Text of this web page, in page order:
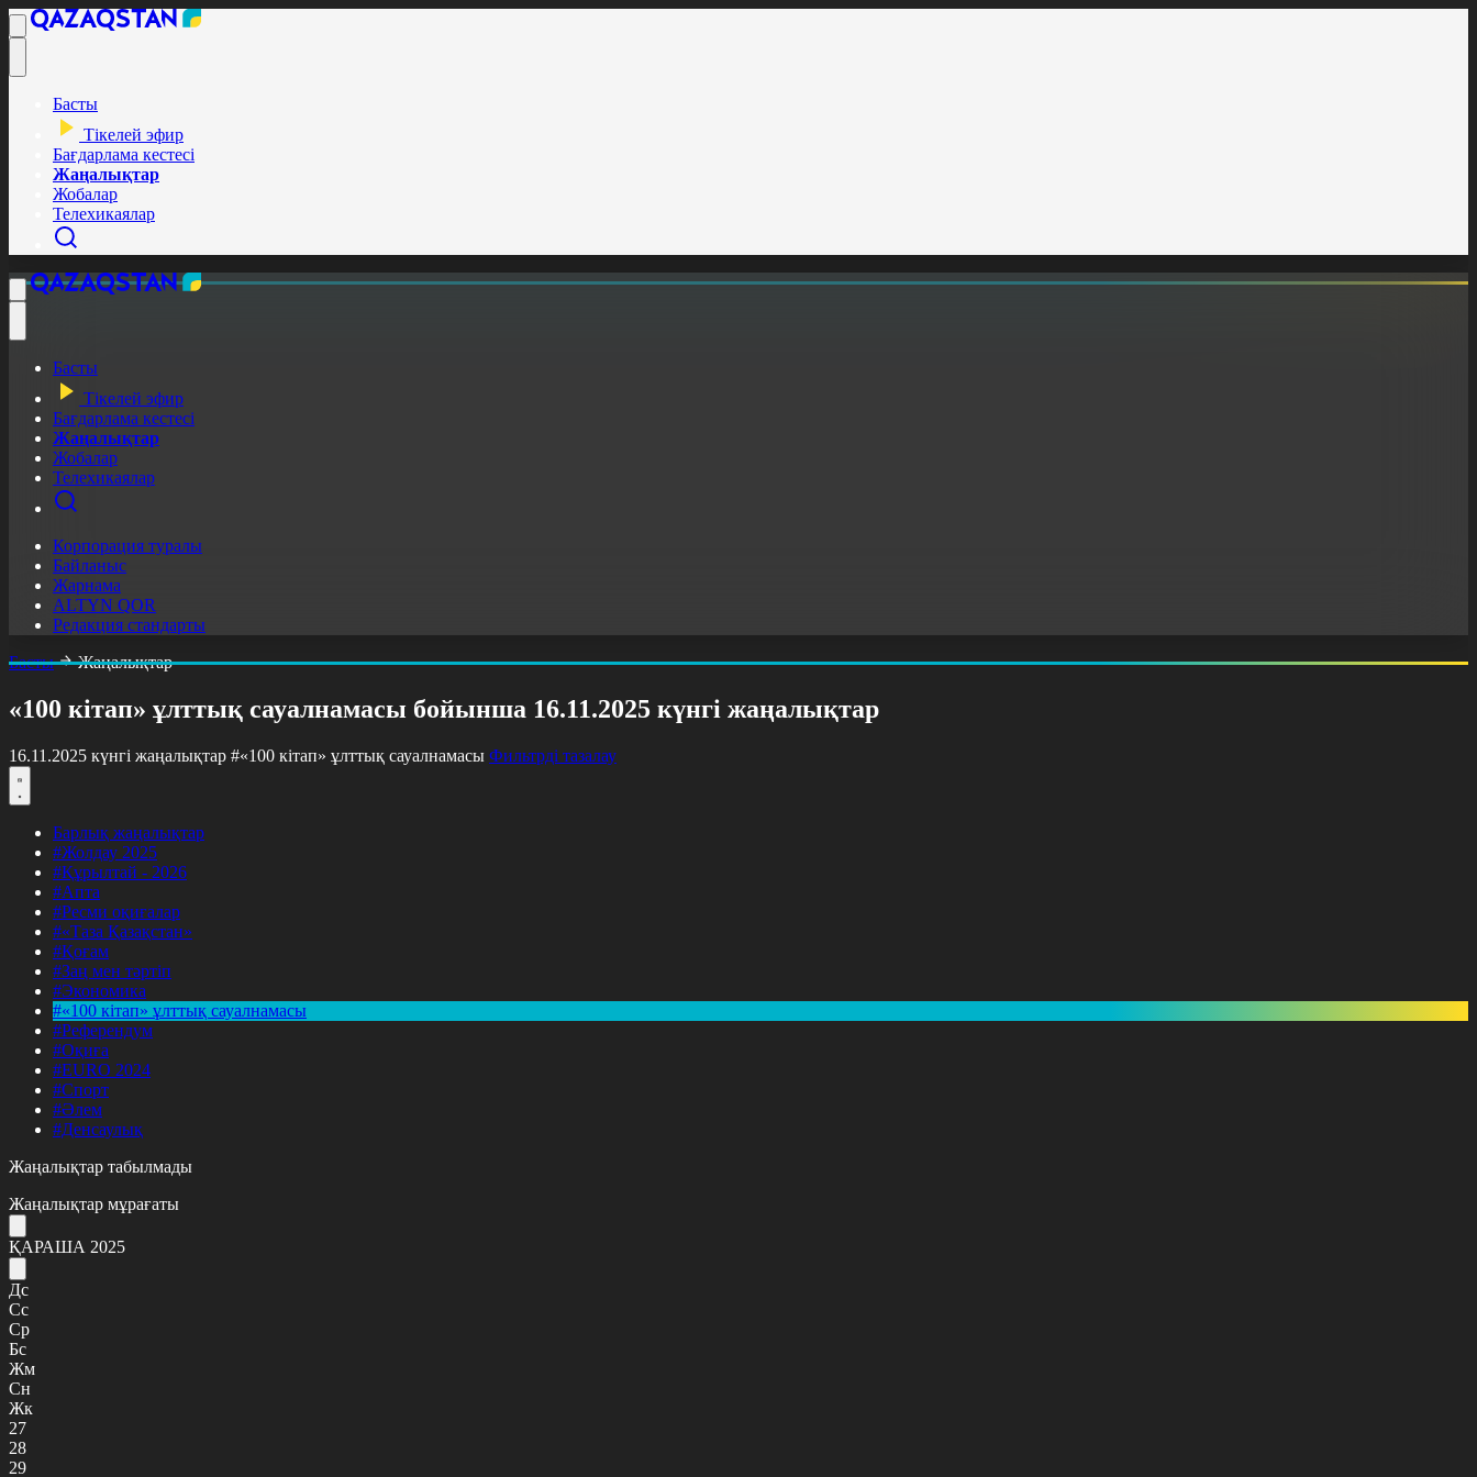
Басты
Тікелей эфир
Бағдарлама кестесі
Жаңалықтар
Жобалар
Телехикаялар
Басты
Тікелей эфир
Бағдарлама кестесі
Жаңалықтар
Жобалар
Телехикаялар
Корпорация туралы
Байланыс
Жарнама
ALTYN QOR
Редакция стандарты
Басты
Жаңалықтар
«100 кітап» ұлттық сауалнамасы бойынша 16.11.2025 күнгі жаңалықтар
16.11.2025 күнгі жаңалықтар #«100 кітап» ұлттық сауалнамасы Фильтрді тазалау
Барлық жаңалықтар
#Жолдау 2025
#Құрылтай - 2026
#Апта
#Ресми оқиғалар
#«Таза Қазақстан»
#Қоғам
#Заң мен тәртіп
#Экономика
#«100 кітап» ұлттық сауалнамасы
#Референдум
#Оқиға
#EURO 2024
#Спорт
#Әлем
#Денсаулық
Жаңалықтар табылмады
Жаңалықтар мұрағаты
ҚАРАША 2025
Дс
Сс
Ср
Бс
Жм
Сн
Жк
27
28
29